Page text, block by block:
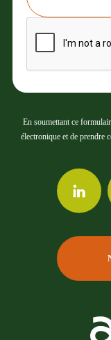
En soumettant ce
électronique et de prendre